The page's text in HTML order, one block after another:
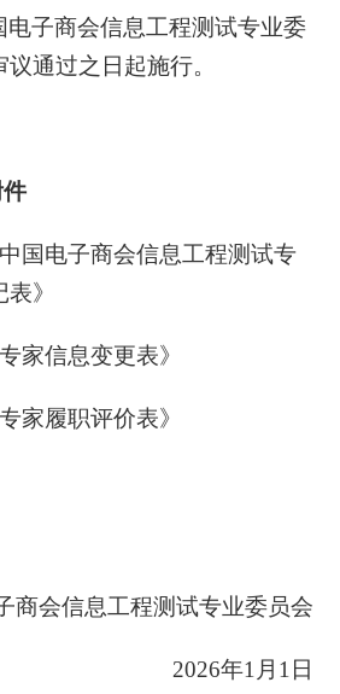
电子商会信息工程测试专业委
通过之日起施行。
件
国电子商会信息工程测试专
》
家信息变更表》
家履职评价表》
商会信息工程测试专业委员会
2026年1月1日